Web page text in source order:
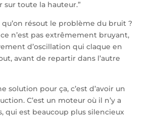
sur toute la hauteur.”
qu’on résout le problème du bruit ?
n’est pas extrêmement bruyant,
d’oscillation qui claque en
avant de repartir dans l’autre
solution pour ça, c’est d’avoir un
C’est un moteur où il n’y a
qui est beaucoup plus silencieux